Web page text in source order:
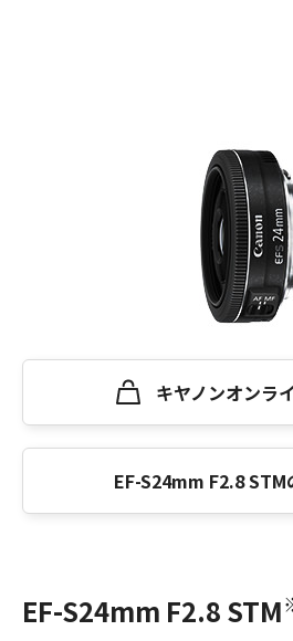
EF-S24mm F2.8 STM
キヤノンオンラ
EF-S24mm F2.8 STM